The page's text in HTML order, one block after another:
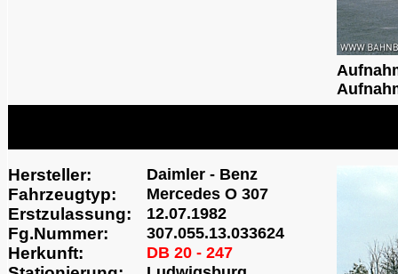
Hersteller: Daimler - Benz
Fahrzeugtyp: Mercedes O 307
Erstzulassung: 12.07.1982
Fg.Nummer: 307.055.13.033624
Herkunft: DB 20 - 247